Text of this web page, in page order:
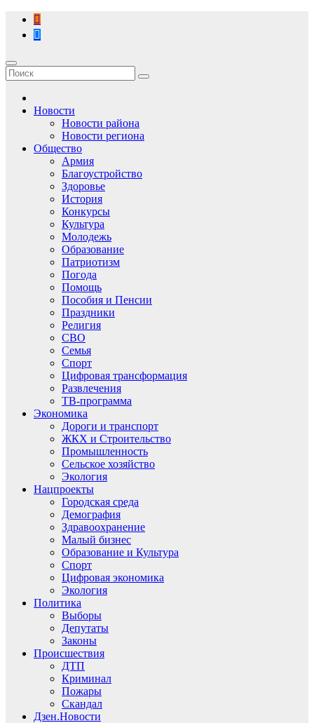
Перейти
содержимому
Новости
Новости района
Новости региона
Общество
Армия
Благоустройство
Здоровье
История
Конкурсы
Культура
Молодежь
Образование
Патриотизм
Погода
Помощь
Пособия и Пенсии
Праздники
Религия
СВО
Семья
Спорт
Цифровая трансформация
Развлечения
ТВ-программа
Экономика
Дороги и транспорт
ЖКХ и Строительство
Промышленность
Сельское хозяйство
Экология
Нацпроекты
Городская среда
Демография
Здравоохранение
Малый бизнес
Образование и Культура
Спорт
Цифровая экономика
Экология
Политика
Выборы
Депутаты
Законы
Происшествия
ДТП
Криминал
Пожары
Скандал
Дзен.Новости